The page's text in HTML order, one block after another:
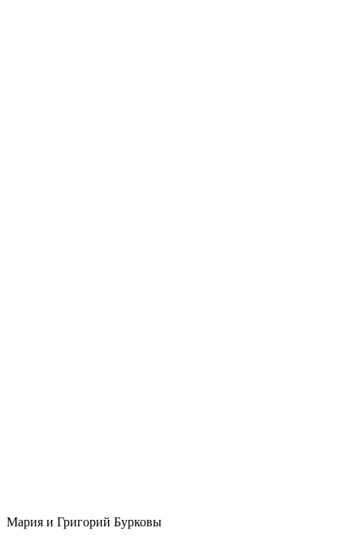
Мария и Григорий Бурковы